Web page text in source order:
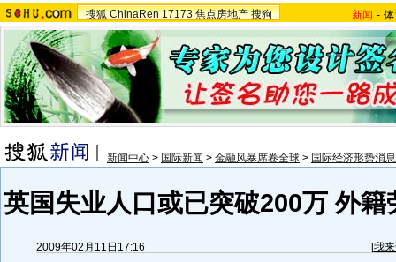
搜狐 ChinaRen 17173 焦点房地产 搜狗 新闻 -
新闻中心 > 国际新闻 > 金融风暴席卷全球 > 国际经济形势消息
英国失业人口或已突破200万 外籍
2009年02月11日17:16 [我